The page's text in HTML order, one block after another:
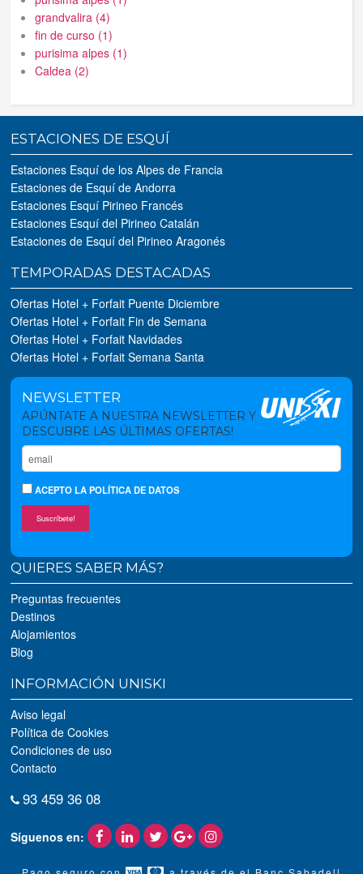
grandvalira (4)
fin de curso (1)
purisima alpes (1)
Caldea (2)
ESTACIONES DE ESQUÍ
Estaciones Esquí de los Alpes de Francia
Estaciones de Esquí de Andorra
Estaciones Esquí Pirineo Francés
Estaciones Esquí del Pirineo Catalán
Estaciones de Esquí del Pirineo Aragonés
TEMPORADAS DESTACADAS
Ofertas Hotel + Forfait Puente Diciembre
Ofertas Hotel + Forfait Fin de Semana
Ofertas Hotel + Forfait Navidades
Ofertas Hotel + Forfait Semana Santa
NEWSLETTER
APÚNTATE A NUESTRA NEWSLETTER Y
DESCUBRE LAS ÚLTIMAS OFERTAS!
ACEPTOLA POLÍTICA DE DATOS
Suscríbete!
QUIERES SABER MÁS?
Preguntas frecuentes
Destinos
Alojamientos
Blog
INFORMACIÓN UNISKI
Aviso legal
Política de Cookies
Condiciones de uso
Contacto
93 459 36 08
Síguenos en: